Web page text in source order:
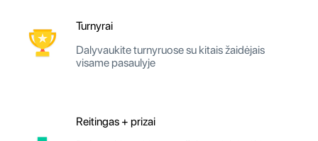
Turnyrai
Dalyvaukite turnyruose su kitais žaidėjais
visame pasaulyje
Reitingas + prizai